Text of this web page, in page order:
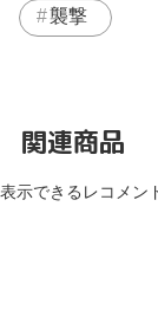
襲撃
関連商品
表示できるレコメン